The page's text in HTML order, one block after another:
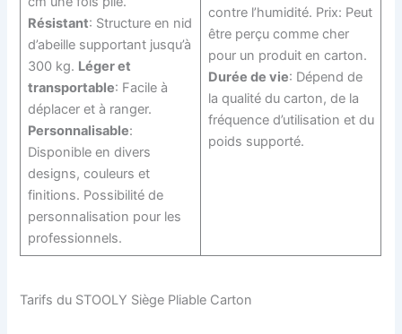
Résistant: Structure en nid
d’abeille supportant jusqu’à
300 kg. Léger et
transportable: Facile à
déplacer et à ranger.
Personnalisable:
Disponible en divers
designs, couleurs et
finitions. Possibilité de
personnalisation pour les
professionnels.
contre l’humidité. Prix: Peut
être perçu comme cher
pour un produit en carton.
Durée de vie: Dépend de
la qualité du carton, de la
fréquence d’utilisation et du
poids supporté.
Tarifs du STOOLY Siège Pliable Carton